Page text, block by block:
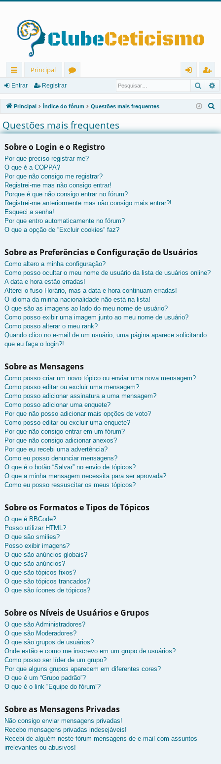
in
ks
rá
pi
d
os
Principal
u
ns
ra
r
eg
ist
ra
r
Entrar Registrar
Principal Índice do fórum Questões mais frequentes
Questões mais frequentes
Sobre o Login e o Registro
Por que preciso registrar-me?
O que é a COPPA?
Por que não consigo me registrar?
Registrei-me mas não consigo entrar!
Porque é que não consigo entrar no fórum?
Registrei-me anteriormente mas não consigo mais entrar?!
Esqueci a senha!
Por que entro automaticamente no fórum?
O que a opção de “Excluir cookies” faz?
Sobre as Preferências e Configuração de Usuários
Como altero a minha configuração?
Como posso ocultar o meu nome de usuário da lista de usuários online?
A data e hora estão erradas!
Alterei o fuso Horário, mas a data e hora continuam erradas!
O idioma da minha nacionalidade não está na lista!
O que são as imagens ao lado do meu nome de usuário?
Como posso exibir uma imagem junto ao meu nome de usuário?
Como posso alterar o meu rank?
Quando clico no e-mail de um usuário, uma página aparece solicitando
que eu faça o login?!
Sobre as Mensagens
Como posso criar um novo tópico ou enviar uma nova mensagem?
Como posso editar ou excluir uma mensagem?
Como posso adicionar assinatura a uma mensagem?
Como posso adicionar uma enquete?
Por que não posso adicionar mais opções de voto?
Como posso editar ou excluir uma enquete?
Por que não consigo entrar em um fórum?
Por que não consigo adicionar anexos?
Por que eu recebi uma advertência?
Como eu posso denunciar mensagens?
O que é o botão “Salvar” no envio de tópicos?
O que a minha mensagem necessita para ser aprovada?
Como eu posso ressuscitar os meus tópicos?
Sobre os Formatos e Tipos de Tópicos
O que é BBCode?
Posso utilizar HTML?
O que são smilies?
Posso exibir imagens?
O que são anúncios globais?
O que são anúncios?
O que são tópicos fixos?
O que são tópicos trancados?
O que são ícones de tópicos?
Sobre os Níveis de Usuários e Grupos
O que são Administradores?
O que são Moderadores?
O que são grupos de usuários?
Onde estão e como me inscrevo em um grupo de usuários?
Como posso ser líder de um grupo?
Por que alguns grupos aparecem em diferentes cores?
O que é um “Grupo padrão”?
O que é o link “Equipe do fórum”?
Sobre as Mensagens Privadas
Não consigo enviar mensagens privadas!
Recebo mensagens privadas indesejáveis!
Recebi de alguém neste fórum mensagens de e-mail com assuntos
irrelevantes ou abusivos!